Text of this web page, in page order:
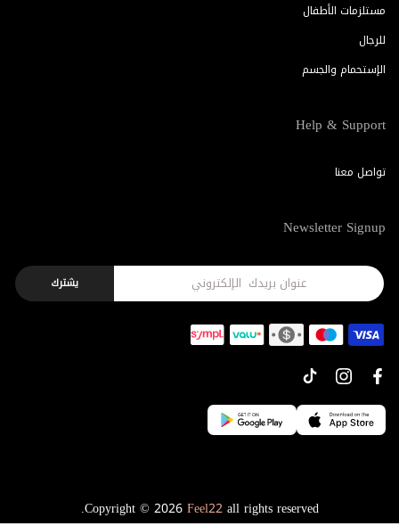
مستلزمات الأطفال
للرجال
الإستحمام والجسم
Help & Support
تواصل معنا
Newsletter Signup
يشترك
Copyright © 2026Feel22all rights reserved.